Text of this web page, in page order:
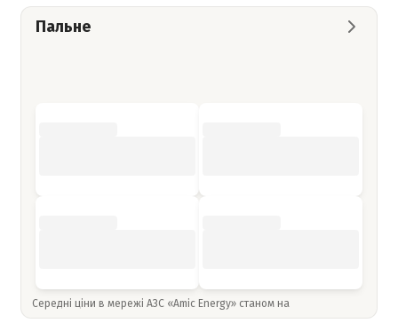
Пальне
Середні ціни в мережі АЗС «Amic Energy» станом на